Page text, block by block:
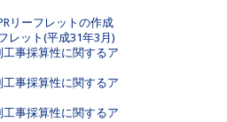
リーフレットの作成
レット(平成31年3月)
事採算性に関するア
事採算性に関するア
事採算性に関するア